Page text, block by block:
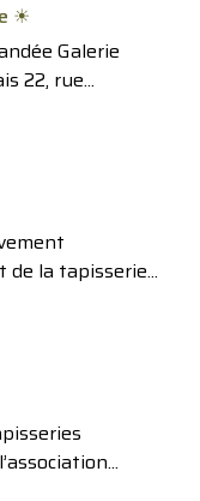
☀︎
Galerie
22, rue...
de la tapisserie...